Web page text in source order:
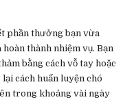
phần thưởng bạn vừa
thành nhiệm vụ. Bạn
bằng cách vỗ tay hoặc
cách huấn luyện chó
trong khoảng vài ngày